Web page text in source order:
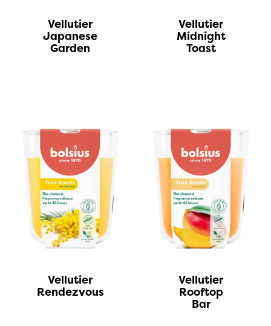
Vellutier
Japanese
Garden
Vellutier
Midnight
Toast
Vellutier
Rendezvous
Vellutier
Rooftop
Bar